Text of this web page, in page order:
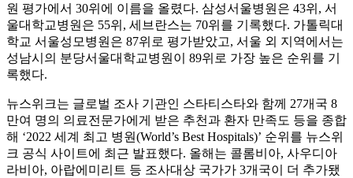
원 평가에서 30위에 이름을 올렸다. 삼성서울병원은 43위, 서
울대학교병원은 55위, 세브란스는 70위를 기록했다. 가톨릭대
학교 서울성모병원은 87위로 평가받았고, 서울 외 지역에서는
성남시의 분당서울대학교병원이 89위로 가장 높은 순위를 기
록했다.
뉴스위크는 글로벌 조사 기관인 스타티스타와 함께 27개국 8
만여 명의 의료전문가에게 받은 추천과 환자 만족도 등을 종합
해 ‘2022 세계 최고 병원(World’s Best Hospitals)’ 순위를 뉴스위
크 공식 사이트에 최근 발표했다. 올해는 콜롬비아, 사우디아
라비아, 아랍에미리트 등 조사대상 국가가 3개국이 더 추가됐